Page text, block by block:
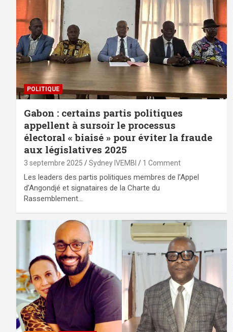
POLITIQUE
Gabon : certains partis politiques
appellent à sursoir le processus
électoral « biaisé » pour éviter la fraude
aux législatives 2025
3 septembre 2025 Sydney IVEMBI 1 Comment
Les leaders des partis politiques membres de l’Appel
d’Angondjé et signataires de la Charte du
Rassemblement…